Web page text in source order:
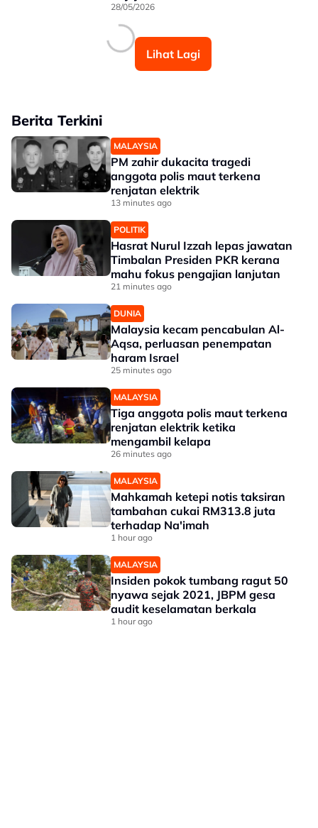
28/05/2026
Lihat Lagi
Berita Terkini
MALAYSIA
PM zahir dukacita tragedi
anggota polis maut terkena
renjatan elektrik
13 minutes ago
POLITIK
Hasrat Nurul Izzah lepas jawatan
Timbalan Presiden PKR kerana
mahu fokus pengajian lanjutan
21 minutes ago
DUNIA
Malaysia kecam pencabulan Al-
Aqsa, perluasan penempatan
haram Israel
25 minutes ago
MALAYSIA
Tiga anggota polis maut terkena
renjatan elektrik ketika
mengambil kelapa
26 minutes ago
MALAYSIA
Mahkamah ketepi notis taksiran
tambahan cukai RM313.8 juta
terhadap Na'imah
1 hour ago
MALAYSIA
Insiden pokok tumbang ragut 50
nyawa sejak 2021, JBPM gesa
audit keselamatan berkala
1 hour ago